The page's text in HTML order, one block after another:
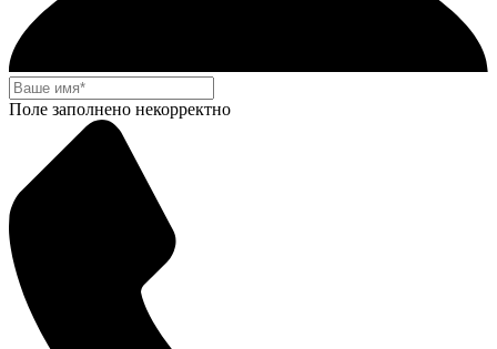
Поле заполнено некорректно